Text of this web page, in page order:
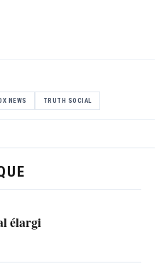
NEWS TRUTH SOCIAL
élargi